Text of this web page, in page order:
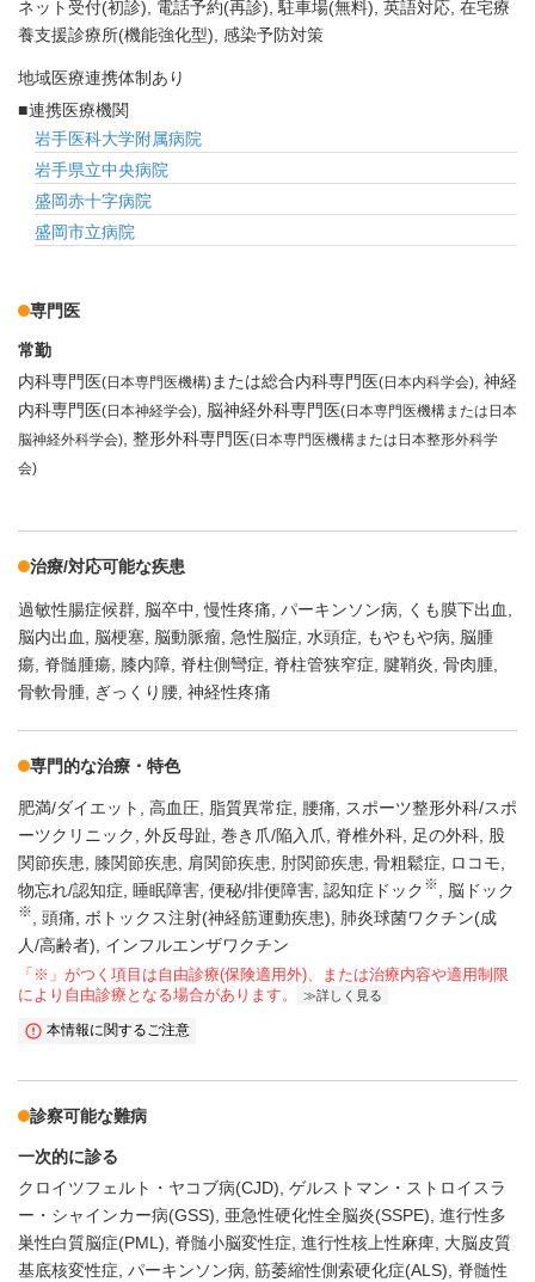
ネット受付(初診) 電話予約(再診) 駐車場(無料) 英語対応 在宅療
養支援診療所(機能強化型) 感染予防対策
地域医療連携体制あり
連携医療機関
岩手医科大学附属病院
岩手県立中央病院
盛岡赤十字病院
盛岡市立病院
専門医
常勤
内科専門医(日本専門医機構)または総合内科専門医(日本内科学会) 神経
内科専門医(日本神経学会) 脳神経外科専門医(日本専門医機構または日本
脳神経外科学会) 整形外科専門医(日本専門医機構または日本整形外科学
会)
治療/対応可能な疾患
過敏性腸症候群 脳卒中 慢性疼痛 パーキンソン病
くも膜下出血
脳内出血
脳梗塞 脳動脈瘤 急性脳症 水頭症 もやもや病
脳腫
瘍 脊髄腫瘍 膝内障 脊柱側彎症 脊柱管狭窄症 腱鞘炎 骨肉腫
骨軟骨腫
ぎっくり腰 神経性疼痛
専門的な治療・特色
肥満/ダイエット 高血圧 脂質異常症 腰痛
スポーツ整形外科/スポ
ーツクリニック
外反母趾 巻き爪/陥入爪 脊椎外科 足の外科
股
関節疾患
膝関節疾患 肩関節疾患 肘関節疾患 骨粗鬆症
ロコモ
物忘れ/認知症
睡眠障害 便秘/排便障害 認知症ドック ※ 脳ドック
※ 頭痛 ボトックス注射(神経筋運動疾患)
肺炎球菌ワクチン(成
人/高齢者)
インフルエンザワクチン
「※」がつく項目は自由診療(保険適用外)、または治療内容や適用制限
により自由診療となる場合があります。
詳しく見る
本情報に関するご注意
診察可能な難病
一次的に診る
クロイツフェルト・ヤコブ病(CJD) ゲルストマン・ストロイスラ
ー・シャインカー病(GSS)
亜急性硬化性全脳炎(SSPE) 進行性多
巣性白質脳症(PML)
脊髄小脳変性症 進行性核上性麻痺 大脳皮質
基底核変性症 パーキンソン病 筋萎縮性側索硬化症(ALS)
脊髄性